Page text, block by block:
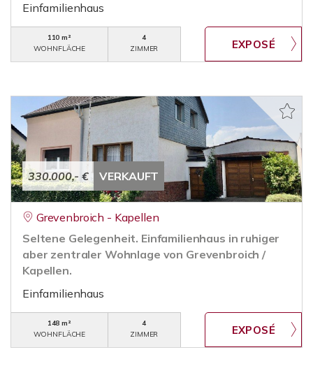
Einfamilienhaus
110 m²
WOHNFLÄCHE
4
ZIMMER
330.000,- € VERKAUFT
Grevenbroich - Kapellen
Seltene Gelegenheit. Einfamilienhaus in ruhiger
aber zentraler Wohnlage von Grevenbroich /
Kapellen.
Einfamilienhaus
148 m²
WOHNFLÄCHE
4
ZIMMER